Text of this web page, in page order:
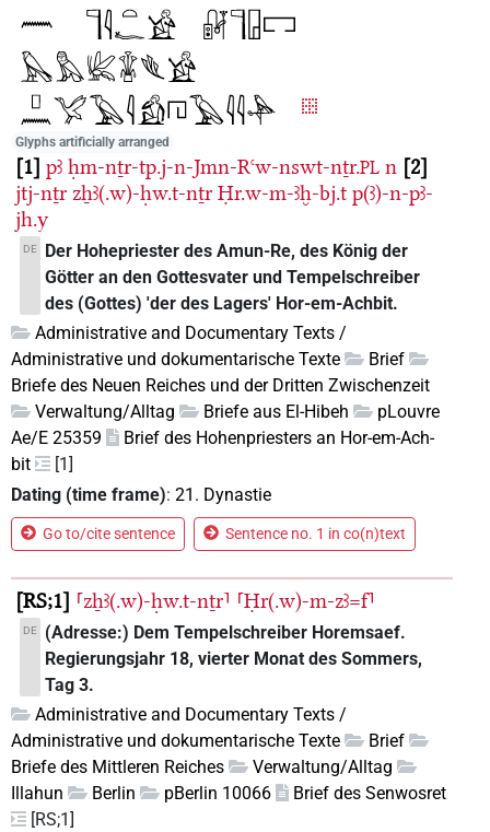
Glyphs artificially arranged
1 pꜣ ḥm-nṯr-tp.j-n-Jmn-Rꜥw-nswt-nṯr.PL n 2
jtj-nṯr zẖꜣ(.w)-ḥw.t-nṯr Ḥr.w-m-ꜣḫ-bj.t p(ꜣ)-n-pꜣ-
jh.y
DE
Der Hohepriester des Amun-Re, des König der
Götter an den Gottesvater und Tempelschreiber
des (Gottes) 'der des Lagers' Hor-em-Achbit.
Administrative and Documentary Texts /
Administrative und dokumentarische Texte
Brief
Briefe des Neuen Reiches und der Dritten Zwischenzeit
Verwaltung/Alltag
Briefe aus El-Hibeh
pLouvre
Ae/E 25359
Brief des Hohenpriesters an Hor-em-Ach-
bit
[1]
Dating (time frame): 21. Dynastie
Go to/cite sentence Sentence no. 1 in co(n)text
RS;1 ⸢zẖꜣ(.w)-ḥw.t-nṯr⸣ ⸢Ḥr(.w)-m-zꜣ=f⸣
DE
(Adresse:) Dem Tempelschreiber Horemsaef.
Regierungsjahr 18, vierter Monat des Sommers,
Tag 3.
Administrative and Documentary Texts /
Administrative und dokumentarische Texte
Brief
Briefe des Mittleren Reiches
Verwaltung/Alltag
Illahun
Berlin pBerlin 10066
Brief des Senwosret
[RS;1]